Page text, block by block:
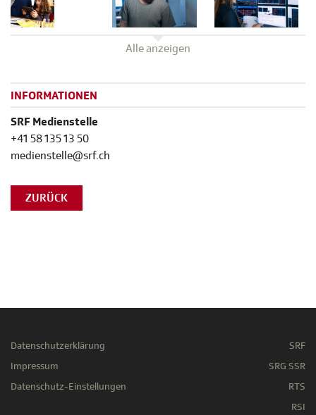
Alle anzeigen
INFORMATIONEN
SRF Medienstelle
+41 58 135 13 50
medienstelle@srf.ch
ZURÜCK
Datenschutzerklärung
Impressum
Datenschutz-Einstellungen
SRF
SRG SSR
RTS
RSI